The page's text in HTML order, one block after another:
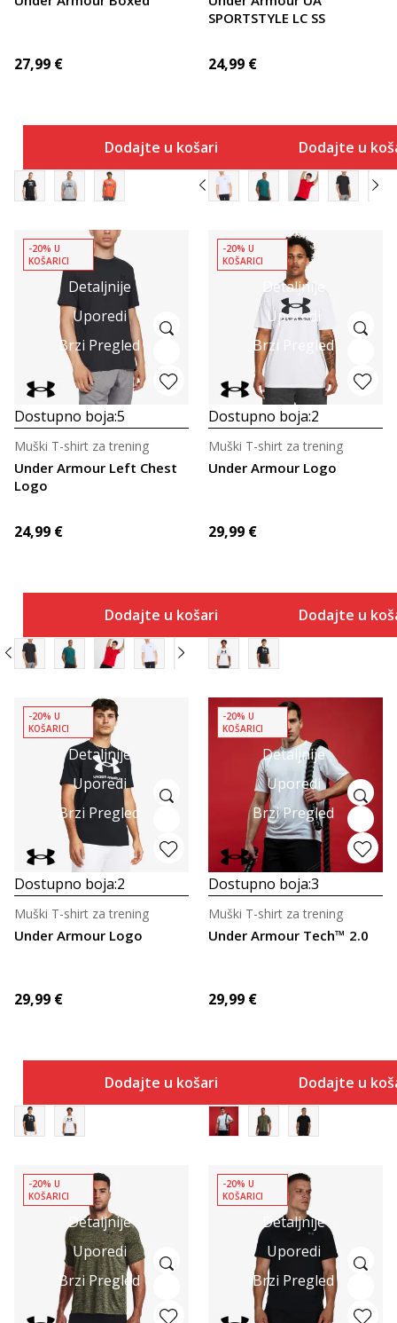
27,99 €
Dodajte u košaricu
SPORTSTYLE LC SS
24,99 €
Dodajte u
Detaljnije
Uporedi
Brzi Pregled
-20% U
KOŠARICI
Dostupno boja:5
Under Armour Left Chest
Logo
Muški T-shirt za trening
24,99 €
Dodajte u košaricu
Detaljnije
Uporedi
Brzi Pregled
-20% U
KOŠARICI
Dostupno boja:2
Under Armour Logo
Muški T-shirt za trening
29,99 €
Dodajte u
Detaljnije
Uporedi
Brzi Pregled
-20% U
KOŠARICI
Dostupno boja:2
Under Armour Logo
Muški T-shirt za trening
29,99 €
Dodajte u košaricu
Detaljnije
Uporedi
Brzi Pregled
-20% U
KOŠARICI
Dostupno boja:3
Under Armour Tech™ 2.0
Muški T-shirt za trening
29,99 €
Dodajte u
Detaljnije
Uporedi
Brzi Pregled
-20% U
KOŠARICI
Detaljnije
Uporedi
Brzi Pregled
-20% U
KOŠARICI